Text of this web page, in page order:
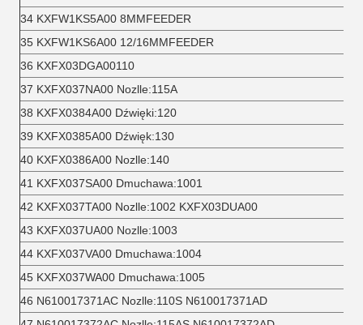
34 KXFW1KS5A00 8MMFEEDER
35 KXFW1KS6A00 12/16MMFEEDER
36 KXFX03DGA00110
37 KXFX037NA00 Nozlle:115A
38 KXFX0384A00 Dźwięki:120
39 KXFX0385A00 Dźwięk:130
40 KXFX0386A00 Nozlle:140
41 KXFX037SA00 Dmuchawa:1001
42 KXFX037TA00 Nozlle:1002 KXFX03DUA00
43 KXFX037UA00 Nozlle:1003
44 KXFX037VA00 Dmuchawa:1004
45 KXFX037WA00 Dmuchawa:1005
46 N610017371AC Nozlle:110S N610017371AD